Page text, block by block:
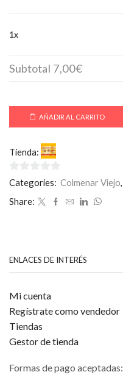
1x
Subtotal 7,00€
AÑADIR AL CARRITO
Tienda:
0
5
Categories: Colmenar Viejo,
Share:
ENLACES DE INTERÉS
Mi cuenta
Regístrate como vendedor
Tiendas
Gestor de tienda
Formas de pago aceptadas: